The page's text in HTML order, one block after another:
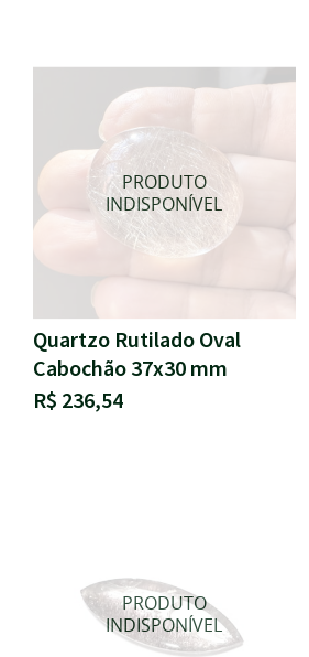
Quartzo Rutilado Oval
Cabochão 37x30 mm
R$ 236,54